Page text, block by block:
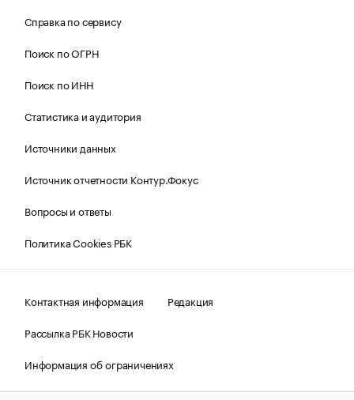
Справка по сервису
Поиск по ОГРН
Поиск по ИНН
Статистика и аудитория
Источники данных
Источник отчетности Контур.Фокус
Вопросы и ответы
Политика Cookies РБК
Контактная информация
Редакция
Рассылка РБК Новости
Информация об ограничениях
Правовая информация
О соблюдении авторских прав